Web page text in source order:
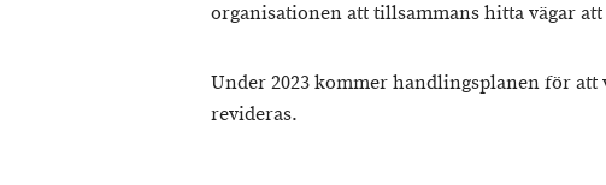
organisationen att tillsammans hitta vägar
Under 2023 kommer handlingsplanen för att
revideras.